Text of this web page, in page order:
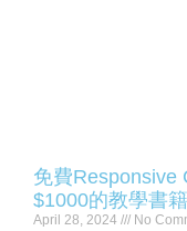
免費Responsive
$1000的教學書籍
April 28, 2024 No